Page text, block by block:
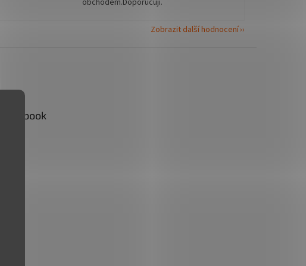
obchodem.Doporučuji.
Zobrazit další hodnocení
Facebook